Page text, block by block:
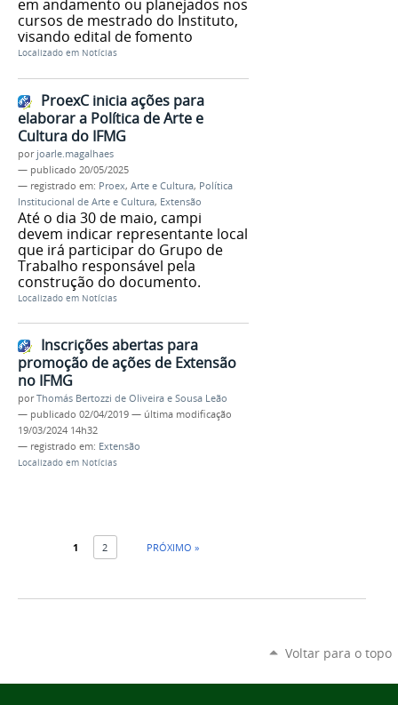
em andamento ou planejados nos
cursos de mestrado do Instituto,
visando edital de fomento
Localizado em Notícias
ProexC inicia ações para
elaborar a Política de Arte e
Cultura do IFMG
por joarle.magalhaes
— publicado 20/05/2025
— registrado em: Proex, Arte e Cultura, Política
Institucional de Arte e Cultura, Extensão
Até o dia 30 de maio, campi
devem indicar representante local
que irá participar do Grupo de
Trabalho responsável pela
construção do documento.
Localizado em Notícias
Inscrições abertas para
promoção de ações de Extensão
no IFMG
porThomás Bertozzi de Oliveira e Sousa Leão
— publicado 02/04/2019 — última modificação
19/03/2024 14h32
— registrado em: Extensão
Localizado em Notícias
1 2 PRÓXIMO »
Voltar para o topo